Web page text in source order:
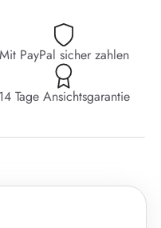
Mit PayPal sicher zahlen
14 Tage Ansichtsgarantie